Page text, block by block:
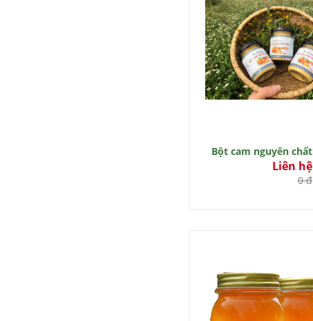
Bột cam nguyên chất
Liên hệ
0 đ